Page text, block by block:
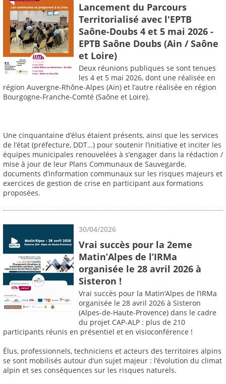
Lancement du Parcours
Territorialisé avec l'EPTB
Saône-Doubs 4 et 5 mai 2026 -
EPTB Saône Doubs (Ain / Saône
et Loire)
Deux réunions publiques se sont tenues
les 4 et 5 mai 2026, dont une réalisée en
région Auvergne-Rhône-Alpes (Ain) et l’autre réalisée en région
Bourgogne-Franche-Comté (Saône et Loire).
Une cinquantaine d’élus étaient présents, ainsi que les services
de l’état (préfecture, DDT…) pour soutenir l’initiative et inciter les
équipes municipales renouvelées à s’engager dans la rédaction /
mise à jour de leur Plans Communaux de Sauvegarde,
documents d’information communaux sur les risques majeurs et
exercices de gestion de crise en participant aux formations
proposées.
30/04/2026
Vrai succès pour la 2eme
Matin’Alpes de l’IRMa
organisée le 28 avril 2026 à
Sisteron !
Vrai succès pour la Matin’Alpes de l’IRMa
organisée le 28 avril 2026 à Sisteron
(Alpes-de-Haute-Provence) dans le cadre
du projet CAP-ALP : plus de 210
participants réunis en présentiel et en visioconférence !
Élus, professionnels, techniciens et acteurs des territoires alpins
se sont mobilisés autour d’un sujet majeur : l’évolution du climat
alpin et ses conséquences sur les risques naturels.